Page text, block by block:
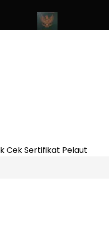
Cek Sertifikat Pelaut